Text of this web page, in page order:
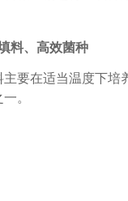
料、高效菌种
主要在适当温度下培
。